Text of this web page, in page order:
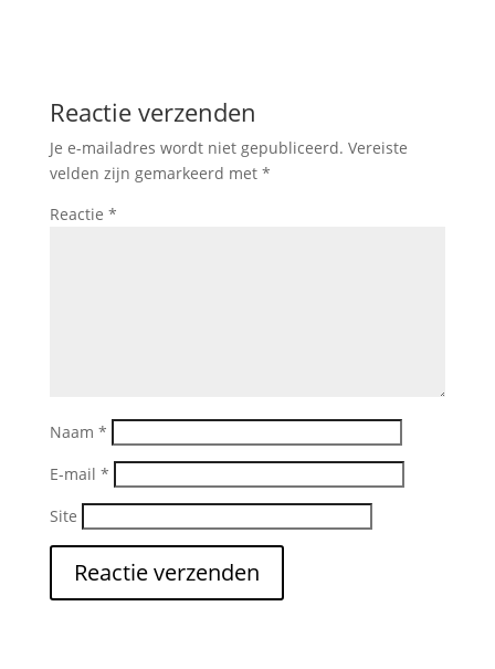
Reactie verzenden
Je e-mailadres wordt niet gepubliceerd. Vereiste
velden zijn gemarkeerd met *
Reactie *
Naam *
E-mail *
Site